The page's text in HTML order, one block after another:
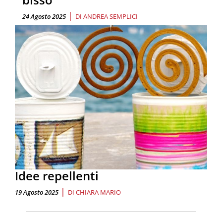
24 Agosto 2025 | DI ANDREA SEMPLICI
Idee repellenti
19 Agosto 2025 | DI CHIARA MARIO